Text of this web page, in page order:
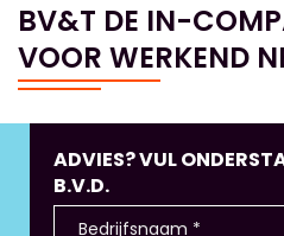
BV&T DE IN-
VOOR WERKEND
ADVIES? VUL
B.V.D.